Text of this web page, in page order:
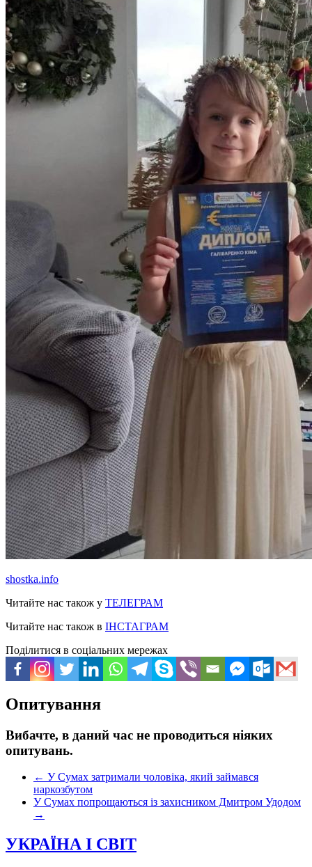
shostka.info
Читайте нас також у ТЕЛЕГРАМ
Читайте нас також в ІНСТАГРАМ
Поділитися в соціальних мережах
Опитування
Вибачте, в даний час не проводиться ніяких
опитувань.
← У Сумах затримали чоловіка, який займався
наркозбутом
У Сумах попрощаються із захисником Дмитром Удодом
→
УКРАЇНА І СВІТ